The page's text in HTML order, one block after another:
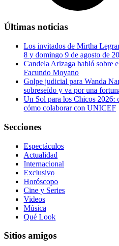
Últimas noticias
Los invitados de Mirtha
8 y domingo 9 de agosto de
Candela Arizaga habló sobre
Facundo Moyano
Golpe judicial para Wanda
sobreseído y va por una
Un Sol para los Chicos 2026:
cómo colaborar con UNICEF
Secciones
Espectáculos
Actualidad
Internacional
Exclusivo
Horóscopo
Cine y Series
Videos
Música
Qué Look
Sitios amigos